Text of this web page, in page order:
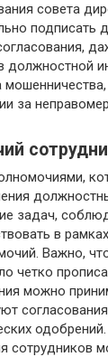
совета
подписать
должностной
за
задач,
в рамках
Важно,
четко
можно
одобрений.
сотрудников